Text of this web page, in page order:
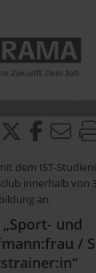
dem IST-
innerhalb von
an.
und
/